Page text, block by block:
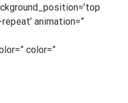
animation=”
color=”